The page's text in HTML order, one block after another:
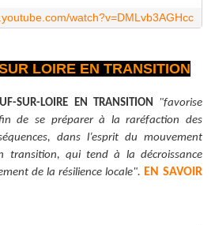
watch?v=DMLvb3AGHcc
LOIRE EN TRANSITION
SUR-LOIRE EN TRANSITION
"favorise
de se préparer à la raréfaction des
dans l’esprit du mouvement
transition, qui tend à la décroissance
de la résilience locale". EN SAVOIR